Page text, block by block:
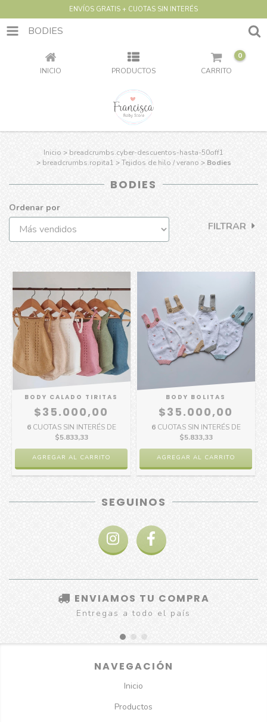
ENVÍOS GRATIS + CUOTAS SIN INTERÉS
BODIES
INICIO PRODUCTOS CARRITO
0
Inicio > breadcrumbs.cyber-descuentos-hasta-50off1
> breadcrumbs.ropita1 > Tejidos de hilo / verano > Bodies
BODIES
Ordenar por
FILTRAR
BODY CALADO TIRITAS
$35.000,00
6 CUOTAS SIN INTERÉS DE
$5.833,33
AGREGAR AL CARRITO
BODY BOLITAS
$35.000,00
6 CUOTAS SIN INTERÉS DE
$5.833,33
AGREGAR AL CARRITO
SEGUINOS
ENVIAMOS TU COMPRA
Entregas a todo el país
NAVEGACIÓN
Inicio
Productos